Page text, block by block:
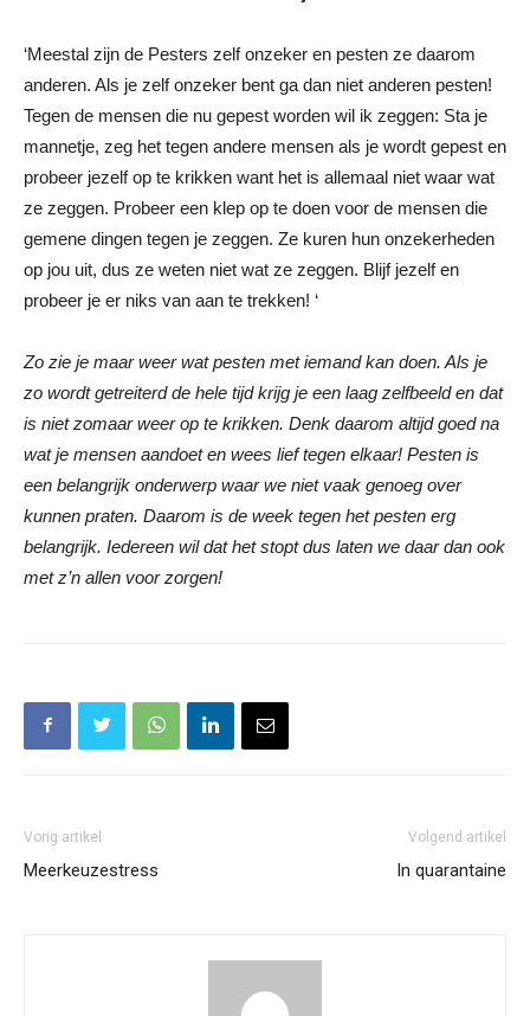
‘Meestal zijn de Pesters zelf onzeker en pesten ze daarom
anderen. Als je zelf onzeker bent ga dan niet anderen pesten!
Tegen de mensen die nu gepest worden wil ik zeggen: Sta je
mannetje, zeg het tegen andere mensen als je wordt gepest en
probeer jezelf op te krikken want het is allemaal niet waar wat
ze zeggen. Probeer een klep op te doen voor de mensen die
gemene dingen tegen je zeggen. Ze kuren hun onzekerheden
op jou uit, dus ze weten niet wat ze zeggen. Blijf jezelf en
probeer je er niks van aan te trekken! ‘
Zo zie je maar weer wat pesten met iemand kan doen. Als je
zo wordt getreiterd de hele tijd krijg je een laag zelfbeeld en dat
is niet zomaar weer op te krikken. Denk daarom altijd goed na
wat je mensen aandoet en wees lief tegen elkaar! Pesten is
een belangrijk onderwerp waar we niet vaak genoeg over
kunnen praten. Daarom is de week tegen het pesten erg
belangrijk. Iedereen wil dat het stopt dus laten we daar dan ook
met z’n allen voor zorgen!
Vorig artikel
Meerkeuzestress
Volgend artikel
In quarantaine